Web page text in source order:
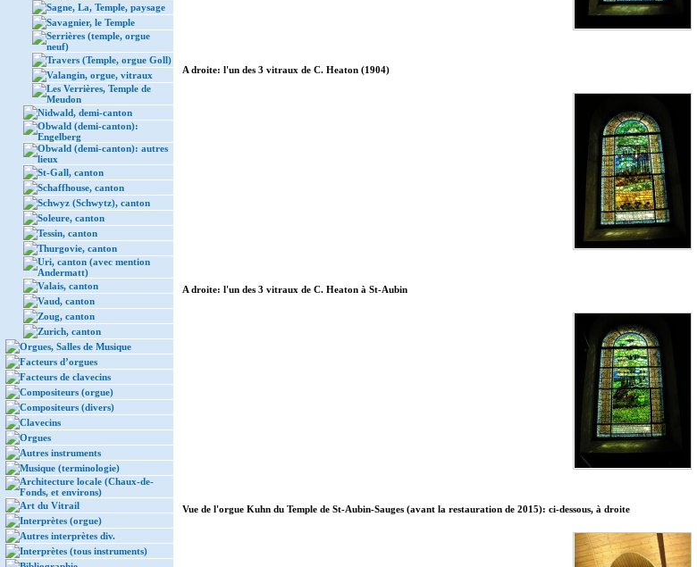
Sagne, La, Temple, paysage
Savagnier, le Temple
Serrières (temple, orgue
neuf)
Travers (Temple, orgue Goll)
Valangin, orgue, vitraux
Les Verrières, Temple de
Meudon
Nidwald, demi-canton
Obwald (demi-canton):
Engelberg
Obwald (demi-canton): autres
lieux
St-Gall, canton
Schaffhouse, canton
Schwyz (Schwytz), canton
Soleure, canton
Tessin, canton
Thurgovie, canton
Uri, canton (avec mention
Andermatt)
Valais, canton
Vaud, canton
Zoug, canton
Zurich, canton
Orgues, Salles de Musique
Facteurs d’orgues
Facteurs de clavecins
Compositeurs (orgue)
Compositeurs (divers)
Clavecins
Orgues
Autres instruments
Musique (terminologie)
Architecture locale (Chaux-de-
Fonds, et environs)
Art du Vitrail
Interprètes (orgue)
Autres interprètes div.
Interprètes (tous instruments)
A droite: l'un des 3 vitraux de C. Heaton (1904)
A droite: l'un des 3 vitraux de C. Heaton à St-Aubin
Vue de l'orgue Kuhn du Temple de St-Aubin-Sauges (avant la restauration de 2015): ci-dessous, à droite